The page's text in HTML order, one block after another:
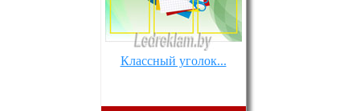
Классный уголок...